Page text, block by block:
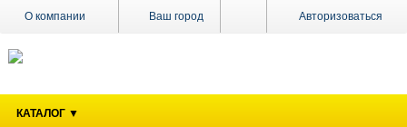
Ваш город Авторизоваться
О компании
Поставщикам
КАТАЛОГ ▼